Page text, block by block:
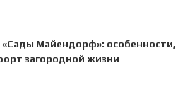
Майендорф»: особенности,
загородной жизни